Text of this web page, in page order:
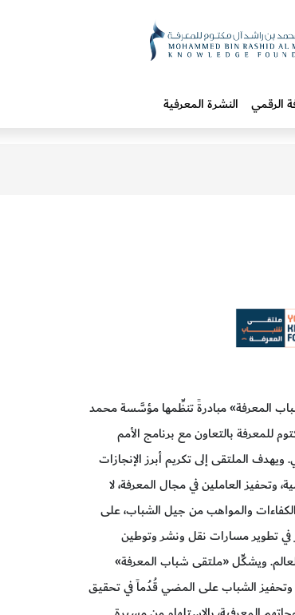
الرقمي النشرة المعرفية
المعرفة» مبادرةً تنظِّمها مؤسَّسة محمد
للمعرفة بالتعاون مع برنامج الأمم
ويهدف الملتقى إلى تكريم أبرز الإنجازات
وتحفيز العاملين في مجال المعرفة، لا
والمواهب من جيل الشباب، على
في تطوير مسارات نقل ونشر وتوطين
ويشكِّل «ملتقى شباب المعرفة»
الشباب على المضي قُدُماً في تحقيق